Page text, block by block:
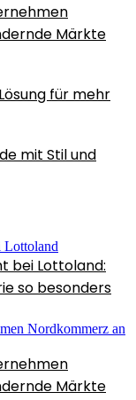
Märkte
für mehr
mit Stil und
bei Lottoland:
so besonders
Märkte